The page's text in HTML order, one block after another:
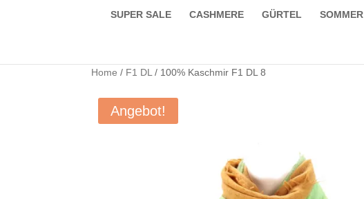
SUPER SALE CASHMERE GÜRTEL SOMMER
Home / F1 DL / 100% Kaschmir F1 DL 8
Angebot!